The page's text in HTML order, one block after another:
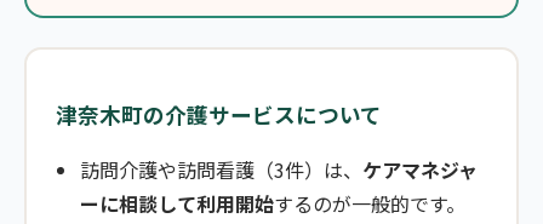
津奈木町の介護サービスについて
訪問介護や訪問看護（3件）は、 ケアマネジャ
ーに相談して利用開始するのが一般的です。